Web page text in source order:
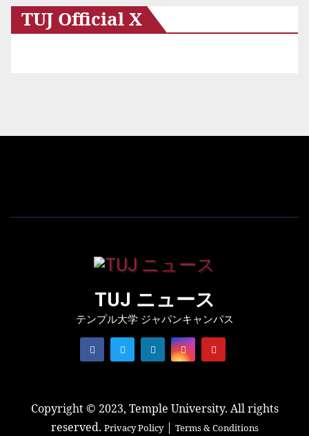
TUJ Official X
TUJ ニュース
テンプル大学 ジャパンキャンパス
Copyright © 2023, Temple University. All rights
reserved. Privacy Policy| Terms & Conditions